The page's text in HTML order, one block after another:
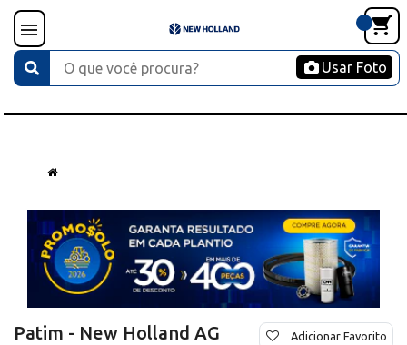
Usar Foto
Patim - New Holland AG Adicionar Favorito